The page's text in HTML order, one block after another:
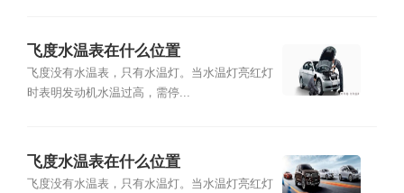
飞度水温表在什么位置
飞度没有水温表，只有水温灯。当水温灯亮红灯
时表明发动机水温过高，需停...
飞度水温表在什么位置
飞度没有水温表，只有水温灯。当水温灯亮红灯